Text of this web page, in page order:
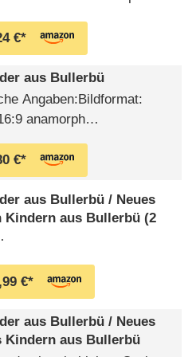
spielt Ersatzmama für
Pontus und passt …
€*
aus Bullerbü
Angaben:Bildformat:
anamorph
(Stereo)Ländercode: 2
€*
aus Bullerbü /​ Neues
Kindern aus Bullerbü (2
Dorf Bullerbü erleben 6
tollsten Abenteuer. Für
und Ole, sind die
der männlichen Seite, und
€*
aus Bullerbü /​ Neues
Kindern aus Bullerbü